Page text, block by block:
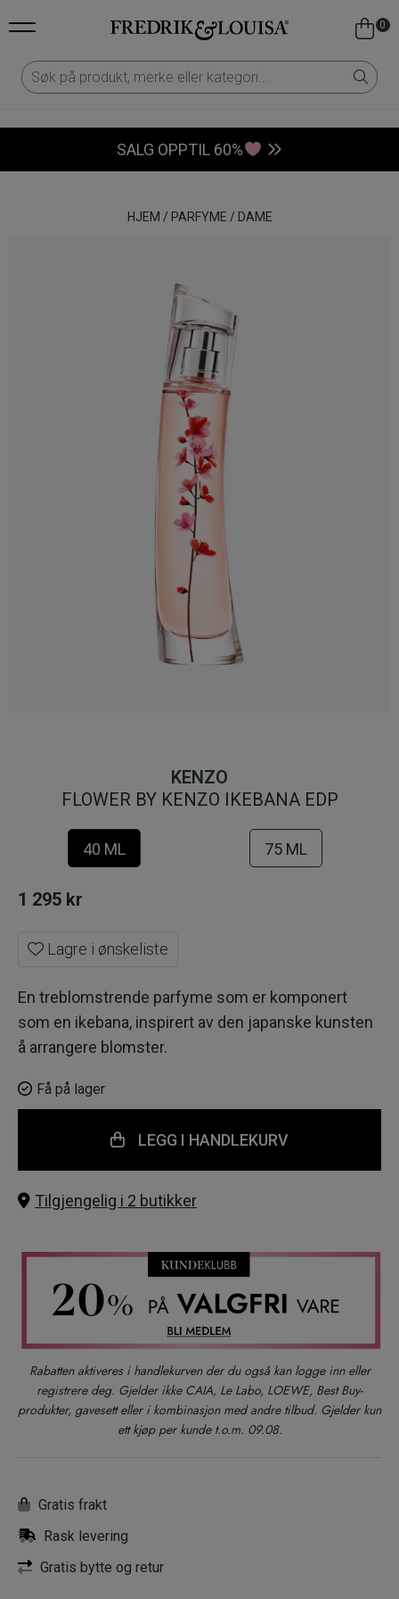
0
SALG OPPTIL 60%
HJEM / PARFYME / DAME
KENZO
FLOWER BY KENZO IKEBANA EDP
40 ML 75 ML
1 295 kr
Lagre i ønskeliste
En treblomstrende parfyme som er komponert
som en ikebana, inspirert av den japanske kunsten
å arrangere blomster.
Få på lager
LEGG I HANDLEKURV
Tilgjengelig i 2 butikker
Rabatten aktiveres i handlekurven der du også kan logge inn eller
registrere deg. Gjelder ikke CAIA, Le Labo, LOEWE, Best Buy-
produkter, gavesett eller i kombinasjon med andre tilbud. Gjelder kun
ett kjøp per kunde t.o.m. 09.08.
Gratis frakt
Rask levering
Gratis bytte og retur